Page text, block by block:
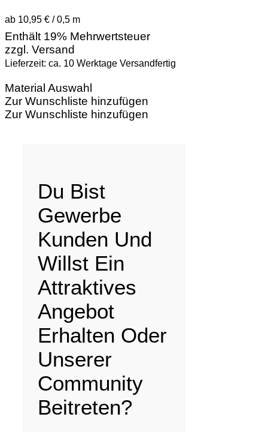
ab 10,95 € / 0,5 m
Enthält 19% Mehrwertsteuer
zzgl. Versand
Lieferzeit: ca. 10 Werktage Versandfertig
Material Auswahl
Zur Wunschliste hinzufügen
Zur Wunschliste hinzufügen
Du Bist
Gewerbe
Kunden Und
Willst Ein
Attraktives
Angebot
Erhalten Oder
Unserer
Community
Beitreten?